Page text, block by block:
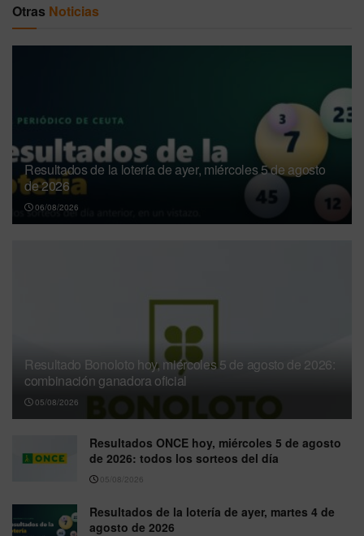
Otras Noticias
Resultados de la lotería de ayer, miércoles 5 de agosto
de 2026
06/08/2026
Resultado Bonoloto hoy, miércoles 5 de agosto de 2026:
combinación ganadora oficial
05/08/2026
Resultados ONCE hoy, miércoles 5 de agosto
de 2026: todos los sorteos del día
05/08/2026
Resultados de la lotería de ayer, martes 4 de
agosto de 2026